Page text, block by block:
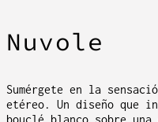
Nuvole
Sumérgete en la
etéreo. Un diseño que
bouclé blanco sobre